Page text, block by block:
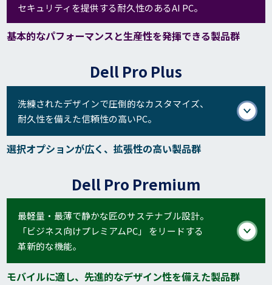
セキュリティを提供する耐久性のあるAI PC。
基本的なパフォーマンスと生産性を発揮できる製品群
Dell Pro Plus
洗練されたデザインで圧倒的なカスタマイズ、
耐久性を備えた信頼性の高いPC。
選択オプションが広く、拡張性の高い製品群
Dell Pro Premium
最軽量・最薄で静かな匠のサステナブル設計。
「ビジネス向けプレミアムPC」 をリードする
革新的な機能。
モバイルに適し、先進的なデザイン性を備えた製品群